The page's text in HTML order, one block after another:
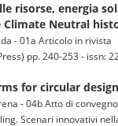
risorse, energia
Neutral
- 01a Articolo in rivista
pp. 240-253 - issn:
for circular
- 04b Atto di
Scenari innovativi